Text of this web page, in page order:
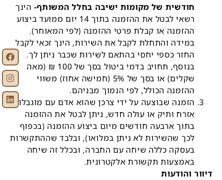
חודשית של מקומות ישיבה בחלל המשותף-הינך
רשאי לבטל את ההזמנה בתוך 14 יום ממועד ביצוע
ההזמנה או קבלת פרטי ההזמנה (לפי המאוחר).
במידה והתחלת לקבל את השירות, הינך זכאי לקבל
החזר כספי יחסי בהתאם לשירות שכבר ניתן לך.
בנוסף, תחויב בדמי ביטול בסך של 100 ₪ (מאה
שקלים) או בסך של 5% (חמישה אחוז) משווי
ההזמנה הכולל, לפי הנמוך מבניהם.
הזמנה שבוצעה על ידי צרכן שהוא אדם עם מוגבלות,
אזרח ותיק או עולה חדש, ניתן לבטל את ההזמנה
בתוך ארבעה חודשים מיום ביצוע ההזמנה (בכפוף
לכך שהשירות לא ניתן במלואו), ובלבד שההתקשרות
בעסקה כללה שיחה עם החברה, ובכלל זה שיחה
באמצעות תקשורת אלקטרונית.
דיוור והודעות